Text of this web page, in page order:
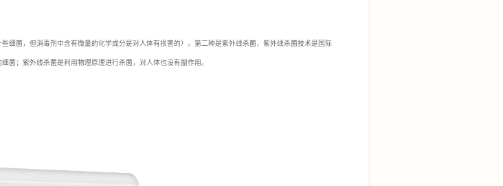
细菌，但消毒剂中含有微量的化学成分是对人体有损害的）。第二种是紫外线杀菌，紫外线杀菌技术是国际
菌；紫外线杀菌是利用物理原理进行杀菌，对人体也没有副作用。